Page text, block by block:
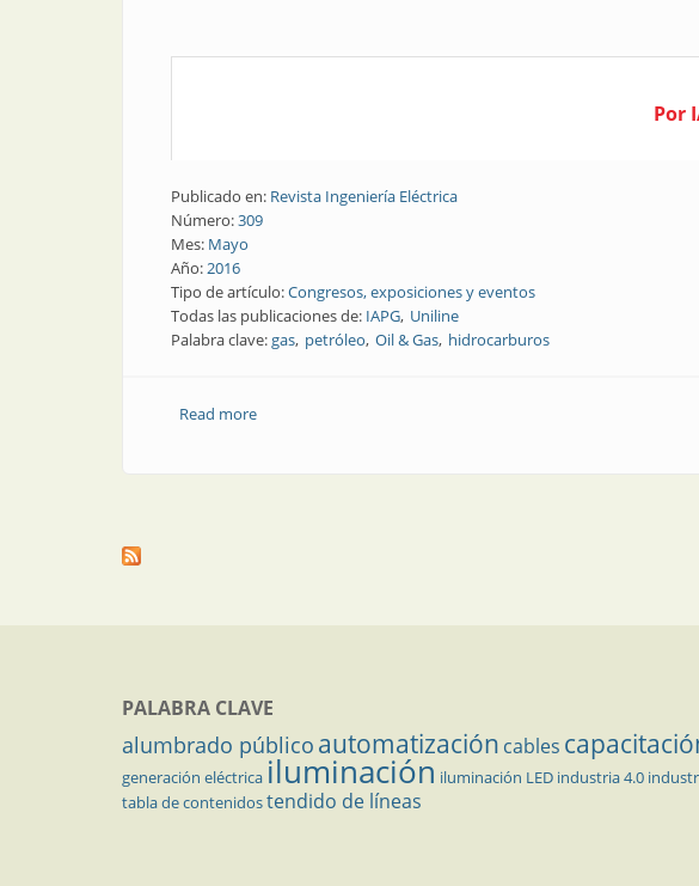
Por
Publicado en: Revista Ingeniería Eléctrica
Número:309
Mes: Mayo
Año:2016
Tipo de artículo:Congresos, exposiciones y eventos
Todas las publicaciones de: IAPG Uniline
Palabra clave:gas petróleo Oil & Gas hidrocarburos
Read moreabout Congresos y Exposiciones | En septiembre, la cita de los
PALABRA CLAVE
alumbrado público automatización cables
generación eléctrica iluminación iluminación LED industria 4.0
tabla de contenidostendido de líneas